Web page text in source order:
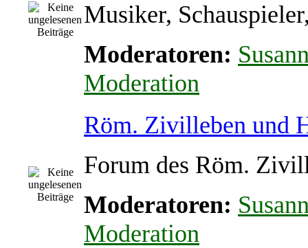
Musiker,
Moderatoren:
Moderation
Röm. Zivilleben und
Forum des Röm.
Moderatoren:
Moderation